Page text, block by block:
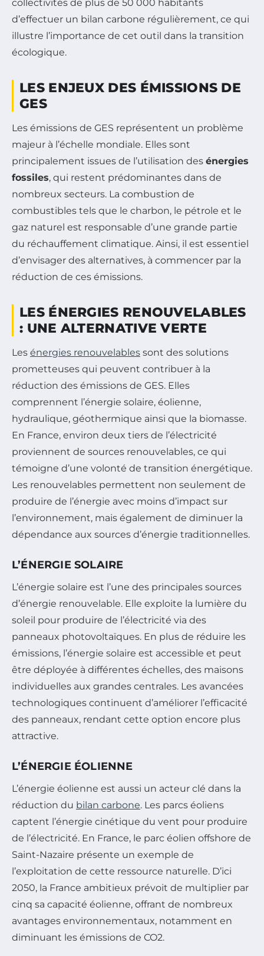
collectivités de plus de 50 000 habitants
d’effectuer un bilan carbone régulièrement, ce qui
illustre l’importance de cet outil dans la transition
écologique.
LES ENJEUX DES ÉMISSIONS DE
GES
Les émissions de GES représentent un problème
majeur à l’échelle mondiale. Elles sont
principalement issues de l’utilisation des énergies
fossiles, qui restent prédominantes dans de
nombreux secteurs. La combustion de
combustibles tels que le charbon, le pétrole et le
gaz naturel est responsable d’une grande partie
du réchauffement climatique. Ainsi, il est essentiel
d’envisager des alternatives, à commencer par la
réduction de ces émissions.
LES ÉNERGIES RENOUVELABLES
: UNE ALTERNATIVE VERTE
Les énergies renouvelables sont des solutions
prometteuses qui peuvent contribuer à la
réduction des émissions de GES. Elles
comprennent l’énergie solaire, éolienne,
hydraulique, géothermique ainsi que la biomasse.
En France, environ deux tiers de l’électricité
proviennent de sources renouvelables, ce qui
témoigne d’une volonté de transition énergétique.
Les renouvelables permettent non seulement de
produire de l’énergie avec moins d’impact sur
l’environnement, mais également de diminuer la
dépendance aux sources d’énergie traditionnelles.
L’ÉNERGIE SOLAIRE
L’énergie solaire est l’une des principales sources
d’énergie renouvelable. Elle exploite la lumière du
soleil pour produire de l’électricité via des
panneaux photovoltaïques. En plus de réduire les
émissions, l’énergie solaire est accessible et peut
être déployée à différentes échelles, des maisons
individuelles aux grandes centrales. Les avancées
technologiques continuent d’améliorer l’efficacité
des panneaux, rendant cette option encore plus
attractive.
L’ÉNERGIE ÉOLIENNE
L’énergie éolienne est aussi un acteur clé dans la
réduction du bilan carbone. Les parcs éoliens
captent l’énergie cinétique du vent pour produire
de l’électricité. En France, le parc éolien offshore de
Saint-Nazaire présente un exemple de
l’exploitation de cette ressource naturelle. D’ici
2050, la France ambitieux prévoit de multiplier par
cinq sa capacité éolienne, offrant de nombreux
avantages environnementaux, notamment en
diminuant les émissions de CO2.